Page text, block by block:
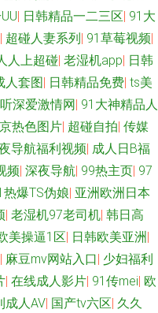
| 日韩精品一二三区| 91大
| 超碰人妻系列| 91草莓视频|
人上超碰| 老湿机app| 日韩
人套图| 日韩精品免费| ts美
深爱激情网| 91大神精品人
热色图片| 超碰自拍| 传媒
导航福利视频| 成人日B福
频| 深夜导航| 99热主页| 97
热爆TS伪娘| 亚洲欧洲日本
| 老湿机97老司机| 韩日高
美操逼1区| 日韩欧美亚洲 |
| 麻豆mv网站入口| 少妇福利
| 在线成人影片| 91传mei| 欧
成人AV| 国产tv六区| 久久